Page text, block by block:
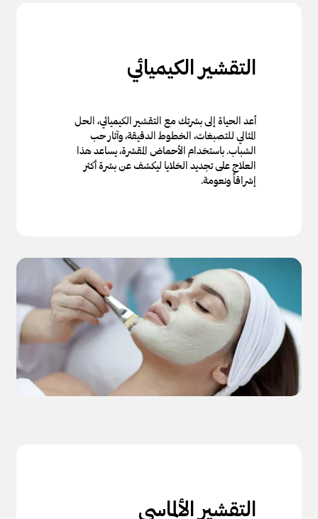
التقشير الكيميائي
أعد الحياة إلى بشرتك مع التقشير الكيميائي، الحل
المثالي للتصبغات، الخطوط الدقيقة، وآثار حب
الشباب. باستخدام الأحماض المقشرة، يساعد هذا
العلاج على تجديد الخلايا ليكشف عن بشرة أكثر
إشراقاً ونعومة.
التقشير الألماسي